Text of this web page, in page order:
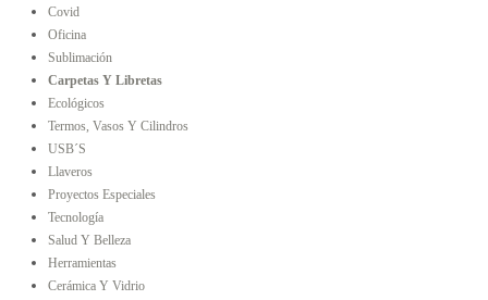
Covid
Oficina
Sublimación
Carpetas Y Libretas
Ecológicos
Termos, Vasos Y Cilindros
USB´s
Llaveros
Proyectos Especiales
Tecnología
Salud Y Belleza
Herramientas
Cerámica Y Vidrio